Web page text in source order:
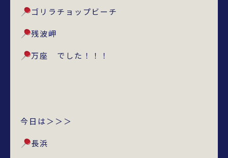
ゴリラチョップビーチ
残波岬
万座 でした！！！
今日は＞＞＞
長浜